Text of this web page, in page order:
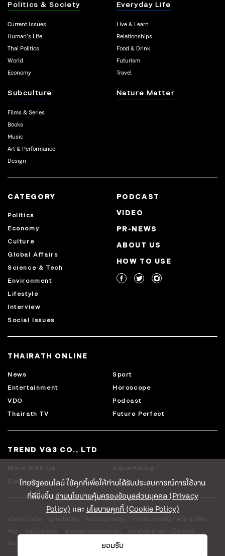
ไทยรัฐออนไลน์ ใช้คุกกี้เพื่อให้ท่านได้รับประสบการณ์การใช้งาน
ที่ดียิ่งขึ้นอ่านนโยบายคุ้มครองข้อมูลส่วนบุคคล (Privacy
Policy) และนโยบายคุกกี้ (Cookie Policy)
ยอมรับ
Politics & Society
Current Issues
Human’s Life
Thai Politics
World
Economy
Everyday Life
Live & Learn
Relationships
Food & Drink
Futurism
Travel
Subculture
Films & Series
Books
Music
Art & Performance
Design
Nature Matter
CATEGORY
Politics
Economy
Culture
Global Affairs
Science & Tech
Environment
Lifestyle
Interview
Social Issues
PODCAST
VIDEO
PR-NEWS
ABOUT US
HOW TO USE
THAIRATH ONLINE
News
Sport
Entertainment
Horoscope
VDO
Podcast
Thairath TV
Future Perfect
TREND VG3 CO., LTD
Work With Us
Advertising
Contact Us
เกี่ยวกับไทยรัฐ มูลนิธิไทยรัฐ ศูนย์ข้อมูลไทยรัฐ
บริการข่าวไทยรัฐ - App & SMS
FAQ
ศูนย์ช่วยเหลือ นโยบายความเป็นส่วนตัว
เงื่อนไขข้อตกลงการใช้บริการ
ไทยรัฐโลจิสติคส์